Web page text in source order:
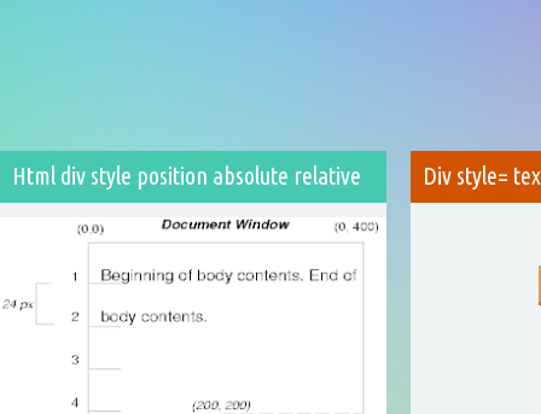
Html div style position absolute relative Div style=